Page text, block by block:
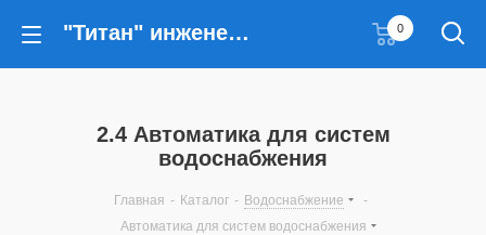
"Титан" инженерные решения 0
2.4 Автоматика для систем
водоснабжения
Главная - Каталог - Водоснабжение
-
Автоматика для систем водоснабжения